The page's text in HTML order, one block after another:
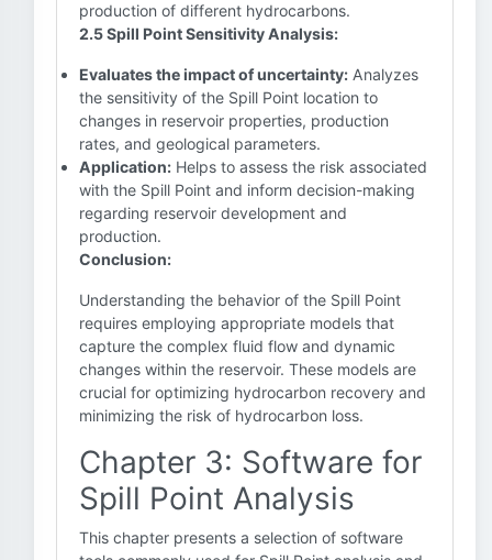
production of different hydrocarbons.
2.5 Spill Point Sensitivity Analysis:
Evaluates the impact of uncertainty: Analyzes
the sensitivity of the Spill Point location to
changes in reservoir properties, production
rates, and geological parameters.
Application: Helps to assess the risk associated
with the Spill Point and inform decision-making
regarding reservoir development and
production.
Conclusion:
Understanding the behavior of the Spill Point
requires employing appropriate models that
capture the complex fluid flow and dynamic
changes within the reservoir. These models are
crucial for optimizing hydrocarbon recovery and
minimizing the risk of hydrocarbon loss.
Chapter 3: Software for
Spill Point Analysis
This chapter presents a selection of software